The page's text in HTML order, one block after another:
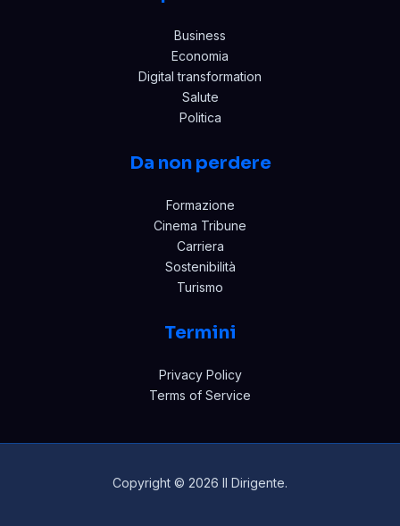
Business
Economia
Digital transformation
Salute
Politica
Da non perdere
Formazione
Cinema Tribune
Carriera
Sostenibilità
Turismo
Termini
Privacy Policy
Terms of Service
Copyright © 2026 Il Dirigente.